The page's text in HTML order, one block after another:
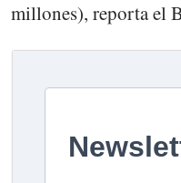
millones), reporta el